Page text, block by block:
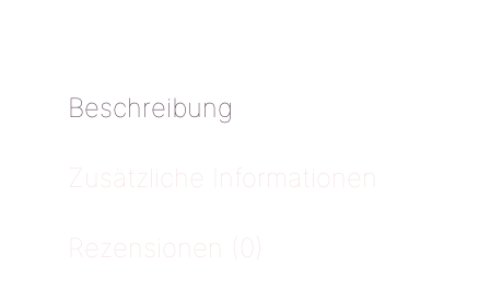
Beschreibung
Zusätzliche Informationen
Rezensionen (0)